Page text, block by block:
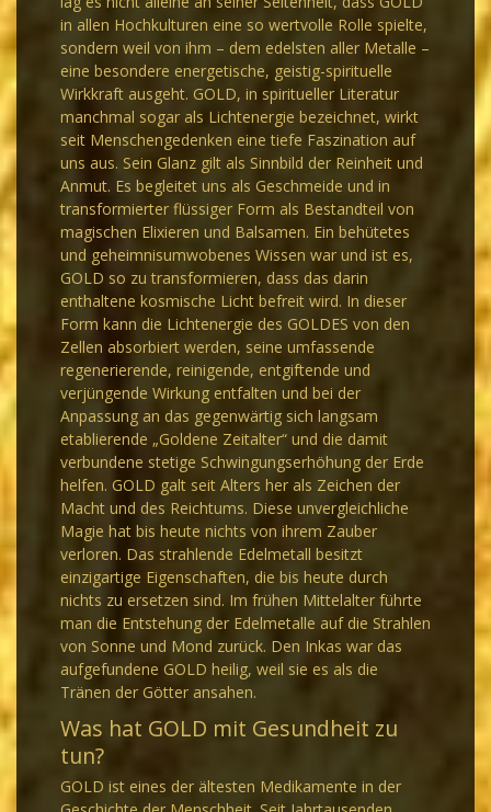
in allen Hochkulturen eine so wertvolle Rolle spielte,
sondern weil von ihm – dem edelsten aller Metalle –
eine besondere energetische, geistig-spirituelle
Wirkkraft ausgeht. GOLD, in spiritueller Literatur
manchmal sogar als Lichtenergie bezeichnet, wirkt
seit Menschengedenken eine tiefe Faszination auf
uns aus. Sein Glanz gilt als Sinnbild der Reinheit und
Anmut. Es begleitet uns als Geschmeide und in
transformierter flüssiger Form als Bestandteil von
magischen Elixieren und Balsamen. Ein behütetes
und geheimnisumwobenes Wissen war und ist es,
GOLD so zu transformieren, dass das darin
enthaltene kosmische Licht befreit wird. In dieser
Form kann die Lichtenergie des GOLDES von den
Zellen absorbiert werden, seine umfassende
regenerierende, reinigende, entgiftende und
verjüngende Wirkung entfalten und bei der
Anpassung an das gegenwärtig sich langsam
etablierende „Goldene Zeitalter“ und die damit
verbundene stetige Schwingungserhöhung der Erde
helfen. GOLD galt seit Alters her als Zeichen der
Macht und des Reichtums. Diese unvergleichliche
Magie hat bis heute nichts von ihrem Zauber
verloren. Das strahlende Edelmetall besitzt
einzigartige Eigenschaften, die bis heute durch
nichts zu ersetzen sind. Im frühen Mittelalter führte
man die Entstehung der Edelmetalle auf die Strahlen
von Sonne und Mond zurück. Den Inkas war das
aufgefundene GOLD heilig, weil sie es als die
Tränen der Götter ansahen.
Was hat GOLD mit Gesundheit zu
tun?
GOLD ist eines der ältesten Medikamente in der